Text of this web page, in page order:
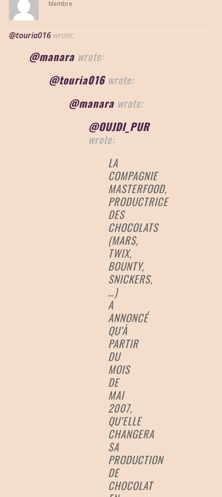
Membre
@touria016 wrote:
@manara wrote:
@touria016wrote:
@manara wrote:
@OUJDI_PUR
wrote:
LA
COMPAGNIE
MASTERFOOD,
PRODUCTRICE
DES
CHOCOLATS
(MARS,
TWIX,
BOUNTY,
SNICKERS,
…)
A
ANNONCÉ
QU’À
PARTIR
DU
MOIS
DE
MAI
2007,
QU’ELLE
CHANGERA
SA
PRODUCTION
DE
CHOCOLAT